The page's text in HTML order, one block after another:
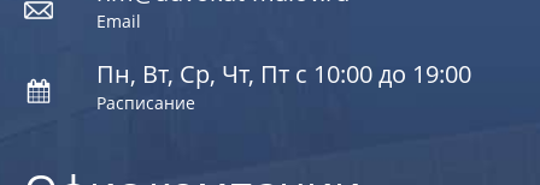
Email
Пн, Вт, Ср, Чт, Пт с 10:00 до 19:00
Расписание